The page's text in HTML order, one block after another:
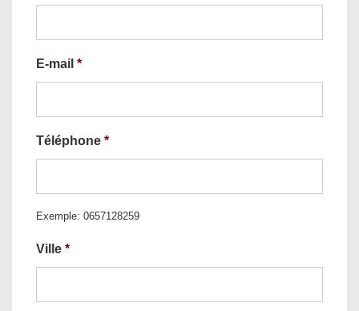
E-mail *
Téléphone *
Exemple: 0657128259
Ville *